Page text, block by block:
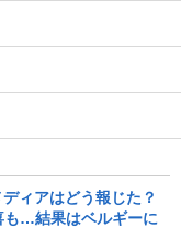
ィアはどう報じた？
も…結果はベルギーに